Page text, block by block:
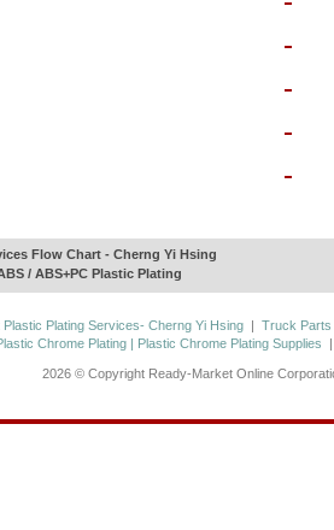
Flow Chart - Cherng Yi Hsing
/ ABS+PC Plastic Plating
Plating Services- Cherng Yi Hsing | Truck Parts
Chrome Plating | Plastic Chrome Plating Supplies
2026 © Copyright Ready-Market Online